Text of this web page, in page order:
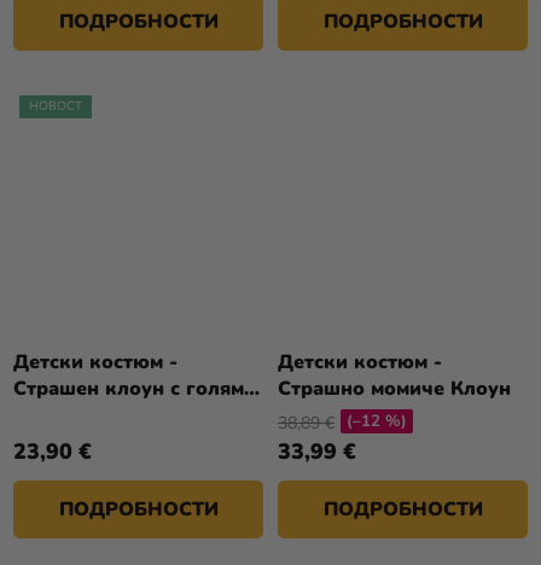
ПОДРОБНОСТИ ПОДРОБНОСТИ
НОВОСТ
Детски костюм -
Страшен клоун с голяма
23,90 €
ПОДРОБНОСТИ
Детски костюм -
Страшно момиче Клоун
33,99 €
38,89 € (–12 %)
ПОДРОБНОСТИ